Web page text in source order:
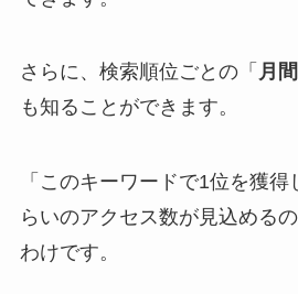
さらに、検索順位ごとの「 月
も知ることができます。
「このキーワードで1位を獲得
らいのアクセス数が見込める
わけです。